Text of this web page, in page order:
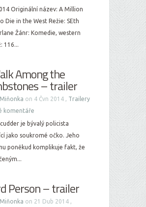
Originální název: A Million
Die in the West Režie: SEth
Žánr: Komedie, western
116...
Among the
– trailer
Miňonka on 4 Čvn 2014 , Trailery
komentáře
je bývalý policista
jako soukromé očko. Jeho
poněkud komplikuje fakt, že
Person – trailer
Miňonka on 21 Dub 2014 ,